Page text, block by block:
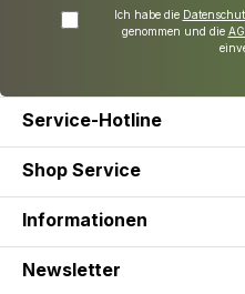
Ich habe die
genommen und die
Service-Hotline
Shop Service
Informationen
Newsletter